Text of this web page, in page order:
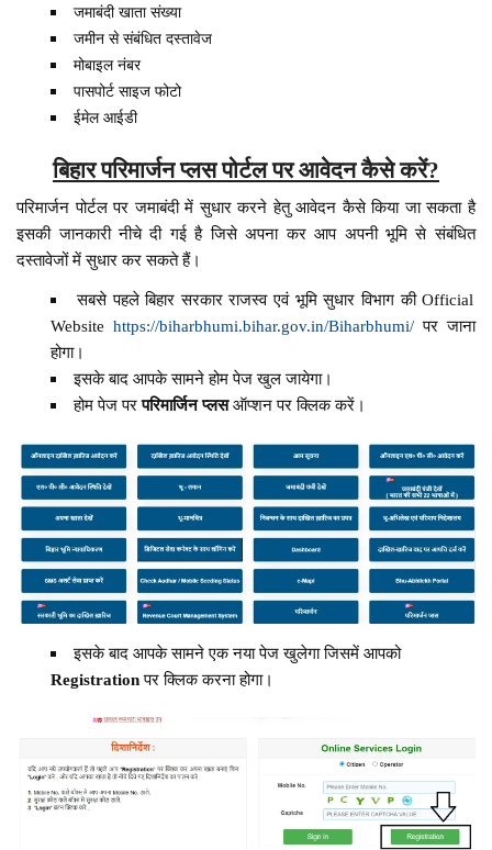
जमाबंदी खाता संख्या
जमीन से संबंधित दस्तावेज
मोबाइल नंबर
पासपोर्ट साइज फोटो
ईमेल आईडी
बिहार परिमार्जन प्लस पोर्टल पर आवेदन कैसे करें?
परिमार्जन पोर्टल पर जमाबंदी में सुधार करने हेतु आवेदन कैसे किया जा सकता है
इसकी जानकारी नीचे दी गई है जिसे अपना कर आप अपनी भूमि से संबंधित
दस्तावेजों में सुधार कर सकते हैं।
सबसे पहले बिहार सरकार राजस्व एवं भूमि सुधार विभाग की Official
Website https://biharbhumi.bihar.gov.in/Biharbhumi/पर जाना
होगा।
इसके बाद आपके सामने होम पेज खुल जायेगा।
होम पेज परपरिमार्जिन प्लसऑप्शन पर क्लिक करें।
इसके बाद आपके सामने एक नया पेज खुलेगा जिसमें आपको
Registrationपर क्लिक करना होगा।